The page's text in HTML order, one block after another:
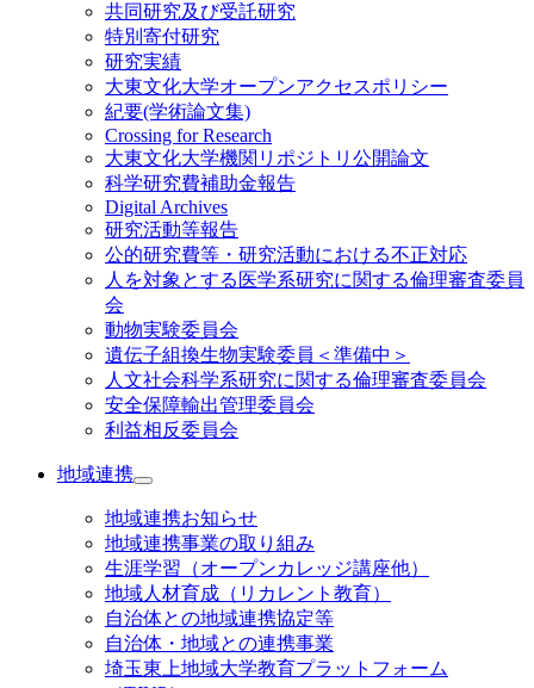
共同研究及び受託研究
特別寄付研究
研究実績
大東文化大学オープンアクセスポリシー
紀要(学術論文集)
Crossing for Research
大東文化大学機関リポジトリ公開論文
科学研究費補助金報告
Digital Archives
研究活動等報告
公的研究費等・研究活動における不正対応
人を対象とする医学系研究に関する倫理審査委員
会
動物実験委員会
遺伝子組換生物実験委員＜準備中＞
人文社会科学系研究に関する倫理審査委員会
安全保障輸出管理委員会
利益相反委員会
地域連携
地域連携お知らせ
地域連携事業の取り組み
生涯学習（オープンカレッジ講座他）
地域人材育成（リカレント教育）
自治体との地域連携協定等
自治体・地域との連携事業
埼玉東上地域大学教育プラットフォーム